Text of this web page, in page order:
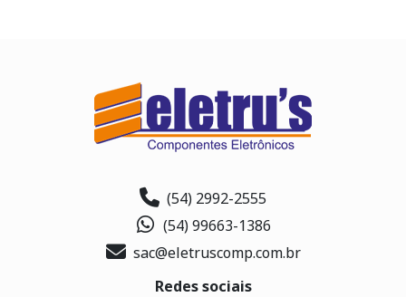
(54) 2992-2555
(54) 99663-1386
sac@eletruscomp.com.br
Redes sociais